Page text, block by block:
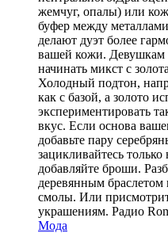
жемчуг, опалы) или
буфер между
делают дуэт более
вашей кожи. Девушкам
начинать микст с
Холодный подтон,
как с базой, а золото
экспериментировать
вкус. Если основа
добавьте пару
зацикливайтесь
добавляйте броши.
деревянным
смолы. Или
украшениям. Радио
Мода